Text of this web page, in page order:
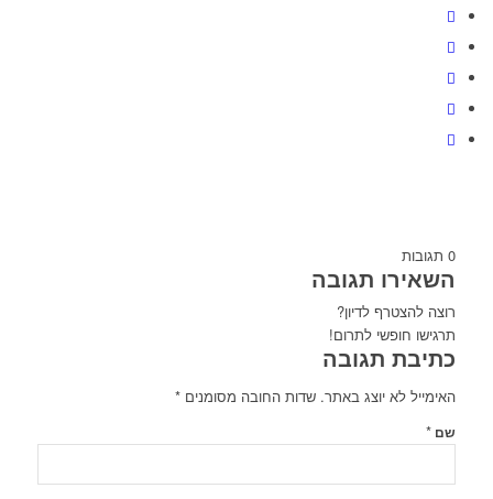
0 תגובות
השאירו תגובה
רוצה להצטרף לדיון?
תרגישו חופשי לתרום!
כתיבת תגובה
האימייל לא יוצג באתר. שדות החובה מסומנים *
שם *